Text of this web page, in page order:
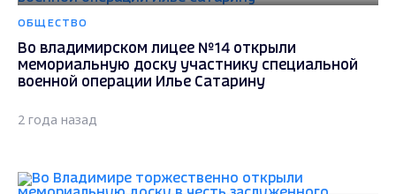
ОБЩЕСТВО
Во владимирском лицее №14 открыли
мемориальную доску участнику специальной
военной операции Илье Сатарину
2 года назад